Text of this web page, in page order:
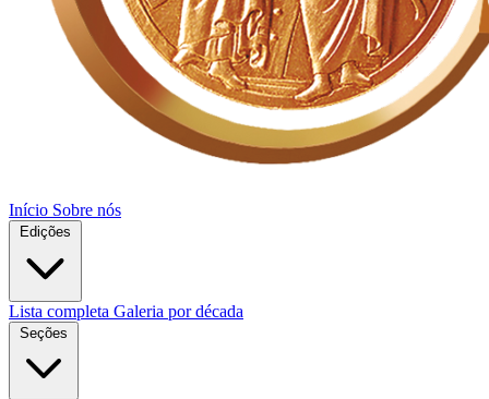
Início Sobre nós
Edições
Lista completa Galeria por década
Seções